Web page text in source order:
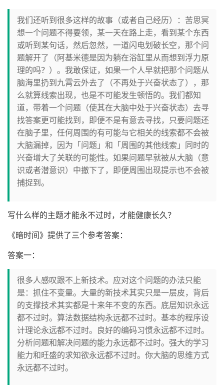
我们还听到很多这样的故事（或者自己经历）：苦思冥
想一个问题不得要领，某一天在路上走，看到某个东西
或听到某句话，然后忽然，一道闪电划破长空，那个问
题解开了（阿基米德是因为躺在浴缸里从而想到浮力原
理的吗？）。我敢保证，如果一个人早就把那个问题从
脑海里扔到九霄云外去了（不再处于兴奋状态了），那
么就算线索出现，也是不可能发生顿悟的。我们都知
道，带着一个问题（使其在大脑中处于兴奋状态）去寻
找答案更可能找到，即便不是有意去寻找，只要问题还
在脑子里，任何周围的有可能与它相关的线索都不会被
大脑漏掉，因为「问题」和「周围的其他线索」同时的
兴奋增大了关联的可能性。如果问题早就被从大脑（意
识或者潜意识）中撤下了，即便周围出现提示也不会被
捕捉到。
写什么样的主题才能永不过时，才能健康长久？
《暗时间》提供了三个参考答案：
答案一：
很多人感叹跟不上新技术。应对这个问题的办法只能
是：抓住不变量。大量的新技术其实只是一层皮，背后
的支撑技术其实都是十来年不变的东西。底层知识永远
都不过时。算法数据结构永远都不过时。基本的程序设
计理论永远都不过时。良好的编码习惯永远都不过时。
分析问题和解决问题的能力永远都不过时。强大的学习
能力和旺盛的求知欲永远都不过时。你大脑的思维方式
永远都不过时。